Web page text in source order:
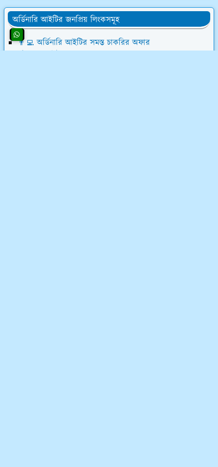
অর্ডিনারি আইটির জনপ্রিয় লিংকসমূহ
👨‍💻 অর্ডিনারি আইটির সমস্ত চাকরির অফার